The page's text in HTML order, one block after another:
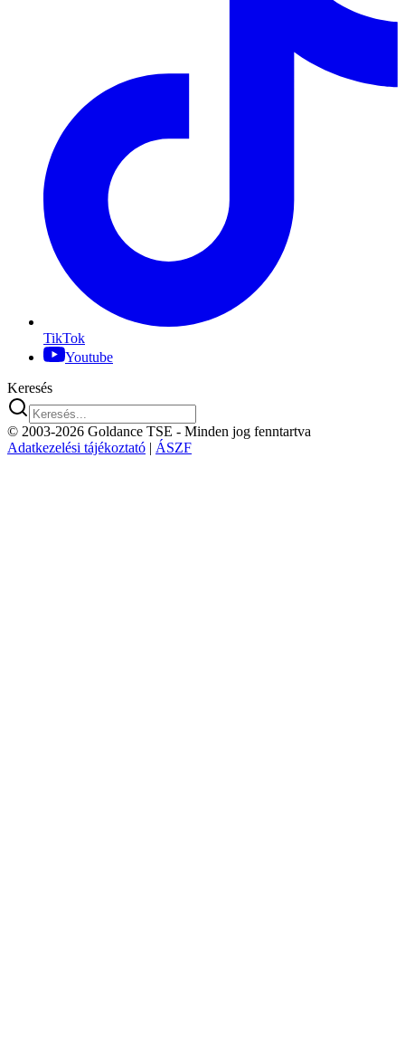
TikTok
Youtube
Keresés
© 2003-2026 Goldance TSE - Minden jog fenntartva
Adatkezelési tájékoztató | ÁSZF